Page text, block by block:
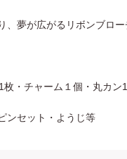
夢が広がるリボンブロー
・チャーム１個・丸カ
ンセット・ようじ等